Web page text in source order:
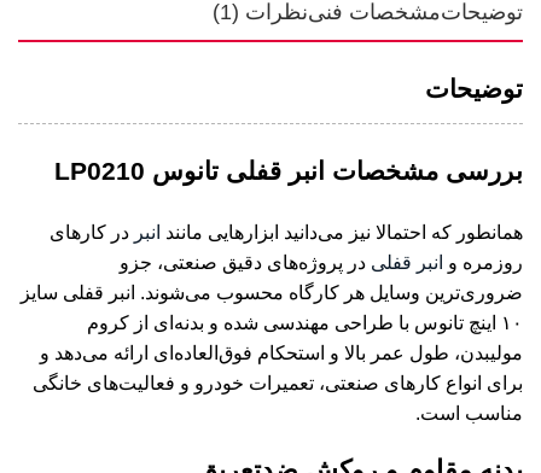
توضیحاتمشخصات فنینظرات (1)
توضیحات
بررسی مشخصات انبر قفلی تانوس LP0210
همانطور که احتمالا نیز می‌دانید ابزارهایی مانند انبر در کارهای
روزمره و انبر قفلی در پروژه‌های دقیق صنعتی، جزو
ضروری‌ترین وسایل هر کارگاه محسوب می‌شوند. انبر قفلی سایز
۱۰ اینچ تانوس با طراحی مهندسی شده و بدنه‌ای از کروم
مولیبدن، طول عمر بالا و استحکام فوق‌العاده‌ای ارائه می‌دهد و
برای انواع کارهای صنعتی، تعمیرات خودرو و فعالیت‌های خانگی
مناسب است.